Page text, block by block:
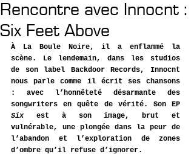
Rencontre avec Innocnt :
Six Feet Above
À La Boule Noire, il a enflammé la
scène. Le lendemain, dans les studios
de son label Backdoor Records, Innocnt
nous parle comme il écrit ses chansons
: avec l’honnêteté désarmante des
Six est à son image, brut et
vulnérable, une plongée dans la peur de
l’abandon et l’exploration de zones
d’ombre qu’il refuse d’ignorer.